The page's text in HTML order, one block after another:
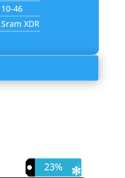
10-46
Sram XDR
24%
21%
23%